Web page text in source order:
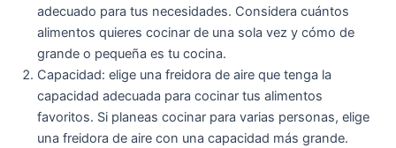
adecuado para tus necesidades. Considera cuántos
alimentos quieres cocinar de una sola vez y cómo de
grande o pequeña es tu cocina.
Capacidad: elige una freidora de aire que tenga la
capacidad adecuada para cocinar tus alimentos
favoritos. Si planeas cocinar para varias personas, elige
una freidora de aire con una capacidad más grande.